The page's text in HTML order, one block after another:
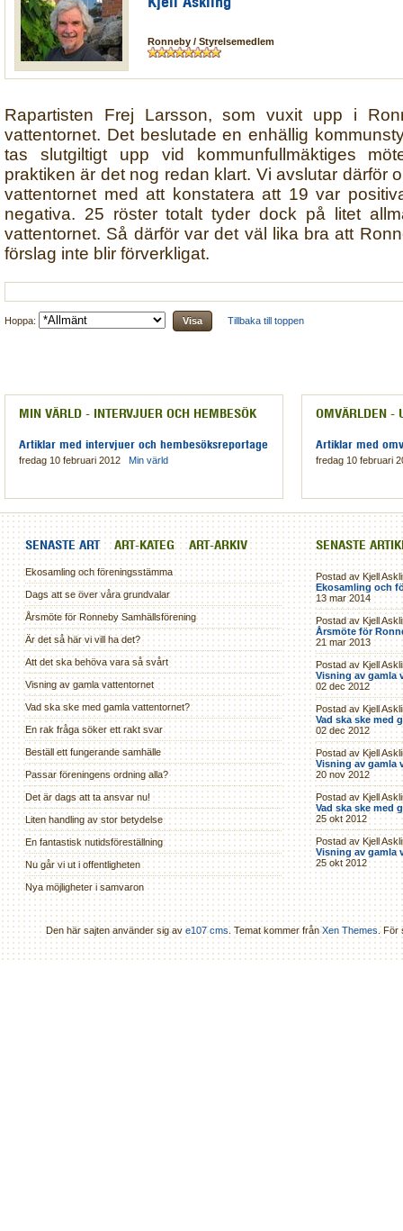
Ronneby / Styrelsemedlem
Rapartisten Frej Larsson, som vuxit upp i
vattentornet. Det beslutade en enhällig
tas slutgiltigt upp vid kommunfullmäktiges
praktiken är det nog redan klart. Vi avslutar därför
vattentornet med att konstatera att 19 var
negativa. 25 röster totalt tyder dock på litet
vattentornet. Så därför var det väl lika bra att
förslag inte blir förverkligat.
Hoppa: Tillbaka till toppen
MIN VÄRLD - INTERVJUER OCH HEMBESÖK
Artiklar med intervjuer och hembesöksreportage
fredag 10 februari 2012 Min värld
OMVÄRLDEN -
Artiklar med
fredag 10 februari
SENASTE ART ART-KATEG ART-ARKIV
Ekosamling och föreningsstämma
Dags att se över våra grundvalar
Årsmöte för Ronneby Samhällsförening
Är det så här vi vill ha det?
Att det ska behöva vara så svårt
Visning av gamla vattentornet
Vad ska ske med gamla vattentornet?
En rak fråga söker ett rakt svar
Beställ ett fungerande samhälle
Passar föreningens ordning alla?
Det är dags att ta ansvar nu!
Liten handling av stor betydelse
En fantastisk nutidsföreställning
Nu går vi ut i offentligheten
Nya möjligheter i samvaron
SENASTE
Postad av Kjell
Ekosamling och
13 mar 2014
Postad av Kjell
Årsmöte för
21 mar 2013
Postad av Kjell
Visning av gamla
02 dec 2012
Postad av Kjell
Vad ska ske med
02 dec 2012
Postad av Kjell
Visning av gamla
20 nov 2012
Postad av Kjell
Vad ska ske med
25 okt 2012
Postad av Kjell
Visning av gamla
25 okt 2012
Den här sajten använder sig av e107 cms. Temat kommer frånXen Themes . För